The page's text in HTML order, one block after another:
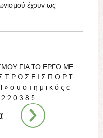
έχουν ως
ΓΙΑ ΤΟ ΕΡΓΟ ΜΕ
Τ Ρ Ω Σ Ε Ι Σ Π Ο Ρ Τ
σ υ σ τ η μ ι κ ό ς α
2 0 3 8 5